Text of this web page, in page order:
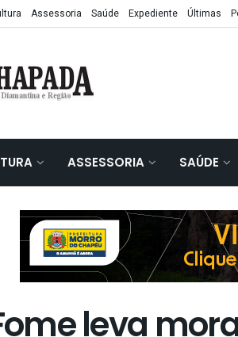
Assessoria Saúde Expediente Últimas
ASSESSORIA SAÚDE
leva